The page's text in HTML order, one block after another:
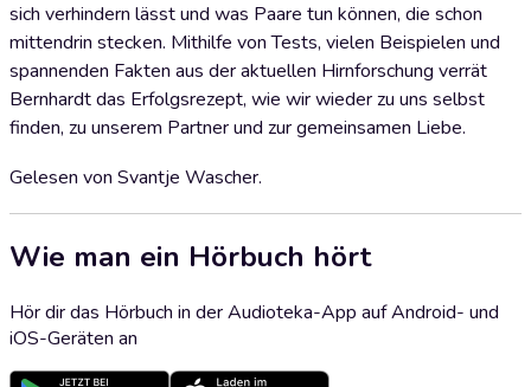
sich verhindern lässt und was Paare tun können, die schon
mittendrin stecken. Mithilfe von Tests, vielen Beispielen und
spannenden Fakten aus der aktuellen Hirnforschung verrät
Bernhardt das Erfolgsrezept, wie wir wieder zu uns selbst
finden, zu unserem Partner und zur gemeinsamen Liebe.
Gelesen von Svantje Wascher.
Wie man ein Hörbuch hört
Hör dir das Hörbuch in der Audioteka-App auf Android- und
iOS-Geräten an